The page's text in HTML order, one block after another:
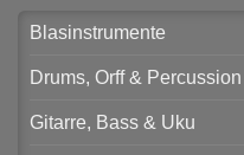
Blasinstrumente
Drums, Orff & Percussion
Gitarre, Bass & Uku